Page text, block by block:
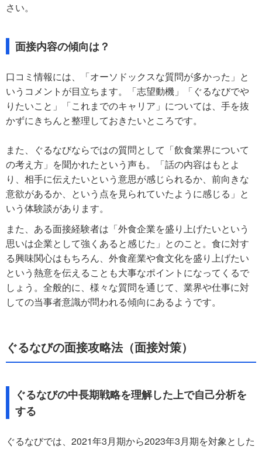
さい。
面接内容の傾向は？
口コミ情報には、「オーソドックスな質問が多かった」と
いうコメントが目立ちます。「志望動機」「ぐるなびでや
りたいこと」「これまでのキャリア」については、手を抜
かずにきちんと整理しておきたいところです。
また、ぐるなびならではの質問として「飲食業界について
の考え方」を聞かれたという声も。「話の内容はもとよ
り、相手に伝えたいという意思が感じられるか、前向きな
意欲があるか、という点を見られていたように感じる」と
いう体験談があります。
また、ある面接経験者は「外食企業を盛り上げたいという
思いは企業として強くあると感じた」とのこと。食に対す
る興味関心はもちろん、外食産業や食文化を盛り上げたい
という熱意を伝えることも大事なポイントになってくるで
しょう。全般的に、様々な質問を通じて、業界や仕事に対
しての当事者意識が問われる傾向にあるようです。
ぐるなびの面接攻略法（面接対策）
ぐるなびの中長期戦略を理解した上で自己分析を
する
ぐるなびでは、2021年3月期から2023年3月期を対象とした